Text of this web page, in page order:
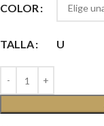
COLOR
TALLA U